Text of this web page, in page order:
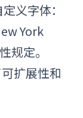
义字体：
York
规定。
扩展性和